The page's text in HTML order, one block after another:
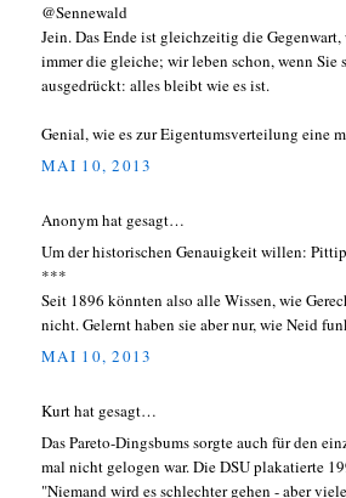
@Sennewald
Jein. Das Ende ist gleichzeitig die
immer die gleiche; wir leben schon, wenn
ausgedrückt: alles bleibt wie es ist.
Genial, wie es zur Eigentumsverteilung eine
MAI 10, 2013
Anonym hat gesagt…
Um der historischen Genauigkeit willen:
***
Seit 1896 könnten also alle Wissen, wie
nicht. Gelernt haben sie aber nur, wie Neid
MAI 10, 2013
Kurt hat gesagt…
Das Pareto-Dingsbums sorgte auch für den
mal nicht gelogen war. Die DSU plakatierte
"Niemand wird es schlechter gehen - aber